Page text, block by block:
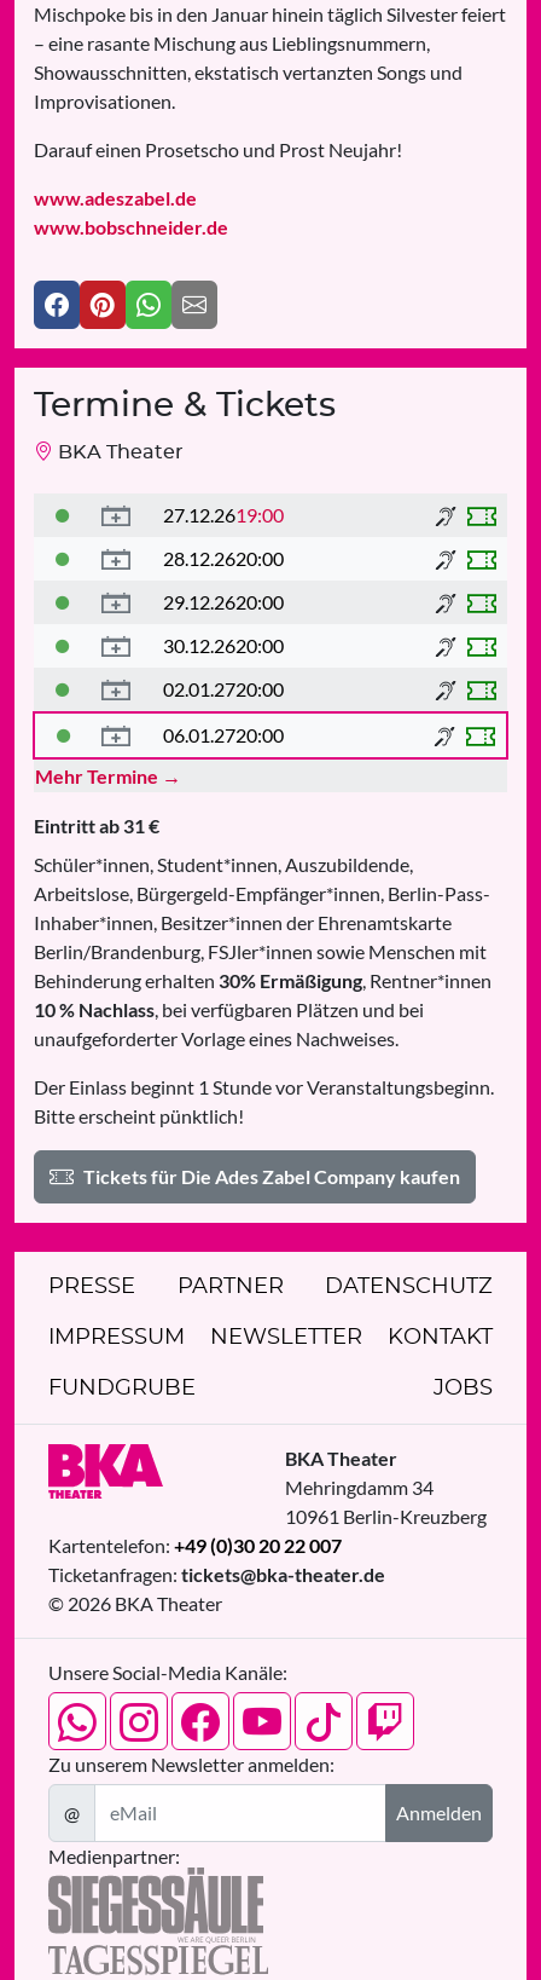
Mischpoke bis in den Januar hinein täglich Silvester feiert
– eine rasante Mischung aus Lieblingsnummern,
Showausschnitten, ekstatisch vertanzten Songs und
Improvisationen.
Darauf einen Prosetscho und Prost Neujahr!
www.adeszabel.de
www.bobschneider.de
Termine & Tickets
BKA Theater
27.12.2619:00
28.12.2620:00
29.12.2620:00
30.12.2620:00
02.01.2720:00
06.01.2720:00
Mehr Termine →
Eintritt ab 31 €
Schüler*innen, Student*innen, Auszubildende,
Arbeitslose, Bürgergeld-Empfänger*innen, Berlin-Pass-
Inhaber*innen, Besitzer*innen der Ehrenamtskarte
Berlin/Brandenburg, FSJler*innen sowie Menschen mit
Behinderung erhalten 30% Ermäßigung, Rentner*innen
10 % Nachlass, bei verfügbaren Plätzen und bei
unaufgeforderter Vorlage eines Nachweises.
Der Einlass beginnt 1 Stunde vor Veranstaltungsbeginn.
Bitte erscheint pünktlich!
Tickets für Die Ades Zabel Company kaufen
PRESSE PARTNER DATENSCHUTZ
IMPRESSUM NEWSLETTER KONTAKT
FUNDGRUBE JOBS
BKA Theater
Mehringdamm 34
10961 Berlin-Kreuzberg
Kartentelefon: +49 (0)30 20 22 007
Ticketanfragen: tickets@bka-theater.de
© 2026 BKA Theater
Unsere Social-Media Kanäle:
Zu unserem Newsletter anmelden:
@
Anmelden
Medienpartner: